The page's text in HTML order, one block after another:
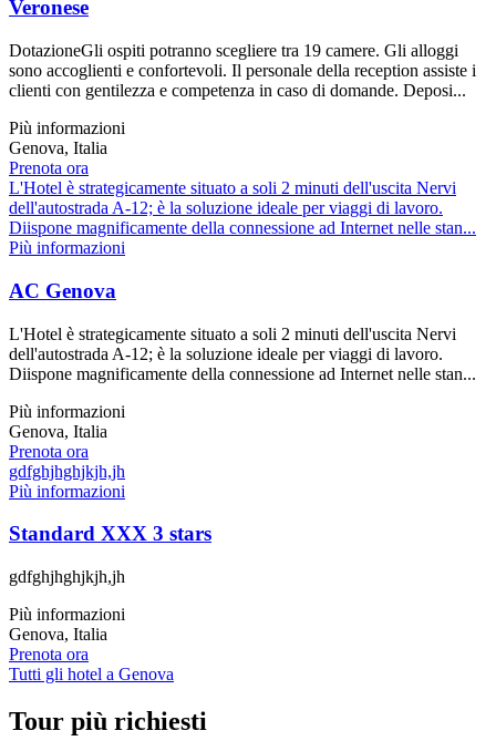
Veronese
DotazioneGli ospiti potranno scegliere tra 19 camere. Gli alloggi
sono accoglienti e confortevoli. Il personale della reception assiste i
clienti con gentilezza e competenza in caso di domande. Deposi...
Più informazioni
Genova, Italia
Prenota ora
L'Hotel è strategicamente situato a soli 2 minuti dell'uscita Nervi
dell'autostrada A-12; è la soluzione ideale per viaggi di lavoro.
Diispone magnificamente della connessione ad Internet nelle stan...
Più informazioni
AC Genova
L'Hotel è strategicamente situato a soli 2 minuti dell'uscita Nervi
dell'autostrada A-12; è la soluzione ideale per viaggi di lavoro.
Diispone magnificamente della connessione ad Internet nelle stan...
Più informazioni
Genova, Italia
Prenota ora
gdfghjhghjkjh,jh
Più informazioni
Standard XXX 3 stars
gdfghjhghjkjh,jh
Più informazioni
Genova, Italia
Prenota ora
Tutti gli hotel a Genova
Tour più richiesti